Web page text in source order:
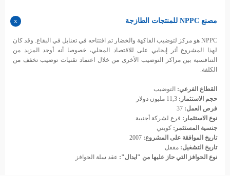
مصنع NPPC للمنتجات الطازجة
NPPC هو مركز لتوضيب الفاكهة والخضار تم افتتاحه في تعنايل في البقاع. وقد كان
لهذا المشروع أثر إيجابي على للاقتصاد المحلي، خصوصا أنه أوجد المزيد من
التنافسية بين مراكز التوضيب الأخرى من خلال اعتماد تقنيات توضيب تخفف من
الكلفة.
القطاع الفرعي: التوضيب
حجم الاستثمار:
فرص العمل:
نوع الاستثمار: فرع لشركة أجنبية
جنسية المستثمر: كويتي
تاريخ الموافقة على المشروع:
تاريخ التشغيل: مقفل
نوع الحوافز التي حاز عليها من "ايدال": عقد سلة الحوافز